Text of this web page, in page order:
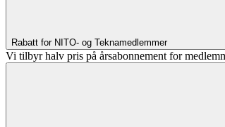
Rabatt for NITO- og Teknamedlemmer
Vi tilbyr halv pris på årsabonnement for